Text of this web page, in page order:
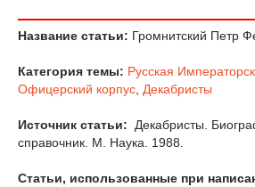
Название статьи: Громнитский Петр
Категория темы: Русская
Офицерский корпус Декабристы
Источник статьи:
Декабристы.
справочник. М. Наука. 1988.
Статьи, использованные при